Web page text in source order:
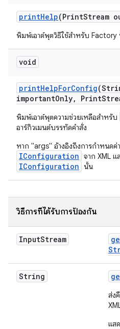
printHelp(PrintStream
พิมพ์เอาต์พุตวิธีใช้สำหรับ Factory
void
printHelpForConfig
importantOnly, Print
พิมพ์เอาต์พุตความช่วยเหลือสำหรับ
อาร์กิวเมนต์บรรทัดคำสั่ง
หาก "args" อ้างอิงถึงการกำหนด
IConfiguration จาก XML แ
IConfiguration นั้น
วิธีการที่ได้รับการป้องกัน
InputStream
String
ส่ง
แส